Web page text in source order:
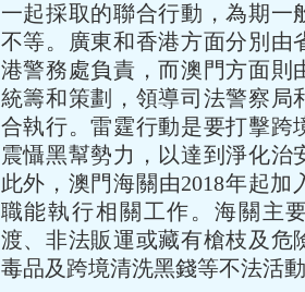
一起採取的聯合行動，為期一
不等。廣東和香港方面分別由
港警務處負責，而澳門方面則
統籌和策劃，領導司法警察局
合執行。雷霆行動是要打擊跨
震懾黑幫勢力，以達到淨化治
此外，澳門海關由2018年起加
職能執行相關工作。海關主
渡、非法販運或藏有槍枝及危
毒品及跨境清洗黑錢等不法活